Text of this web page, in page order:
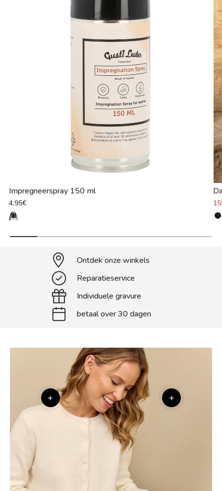
Impregneerspray 150 ml
4,95€
Ontdek onze winkels
Reparatieservice
Individuele gravure
betaal over 30 dagen
+ +